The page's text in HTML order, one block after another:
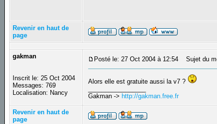
Revenir en haut de
page
gakman
Inscrit le: 25 Oct 2004
Messages: 769
Localisation: Nancy
Posté le: 27 Oct 2004 à 12:54 Sujet du
Alors elle est gratuite aussi la v7 ?
Gakman -> http://gakman.free.fr
Revenir en haut de
page